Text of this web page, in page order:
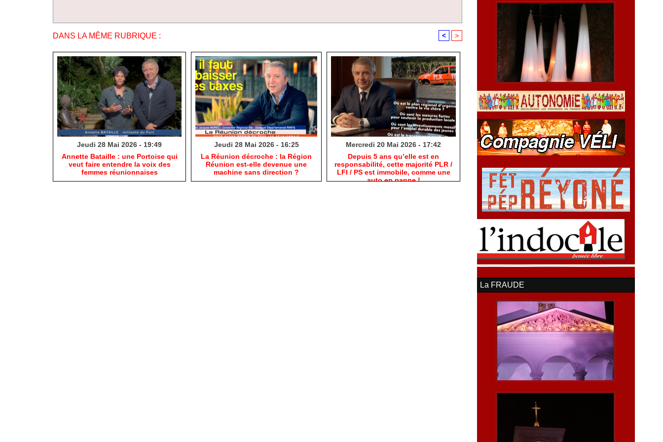
DANS LA MÊME RUBRIQUE : < >
Jeudi 28 Mai 2026 - 19:49
​Annette Bataille : une Portoise qui
veut faire entendre la voix des
femmes réunionnaises
Jeudi 28 Mai 2026 - 16:25
​La Réunion décroche : la Région
Réunion est-elle devenue une
machine sans direction ?
Mercredi 20 Mai 2026 - 17:42
Depuis 5 ans qu’elle est en
responsabilité, cette majorité PLR /
LFI / PS est immobile, comme une
auto en panne !
La FRAUDE